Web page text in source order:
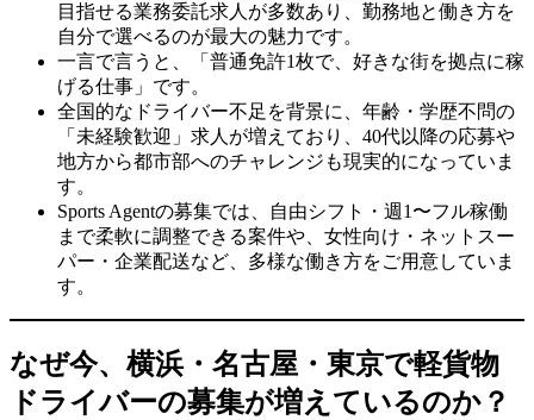
目指せる業務委託求人が多数あり、勤務地と働き方を
自分で選べるのが最大の魅力です。
一言で言うと、「普通免許1枚で、好きな街を拠点に稼
げる仕事」です。
全国的なドライバー不足を背景に、年齢・学歴不問の
「未経験歓迎」求人が増えており、40代以降の応募や
地方から都市部へのチャレンジも現実的になっていま
す。
Sports Agentの募集では、自由シフト・週1〜フル稼働
まで柔軟に調整できる案件や、女性向け・ネットスー
パー・企業配送など、多様な働き方をご用意していま
す。
なぜ今、横浜・名古屋・東京で軽貨物
ドライバーの募集が増えているのか？